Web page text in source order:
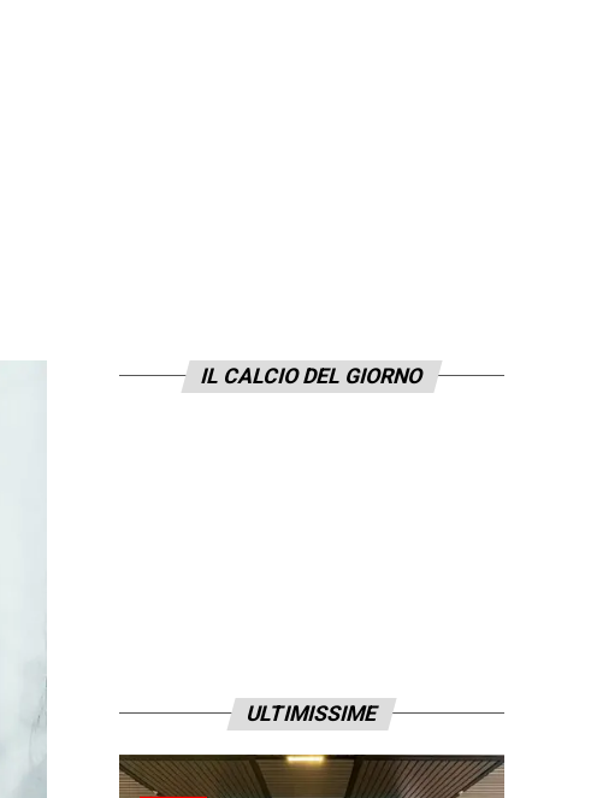
IL CALCIO DEL GIORNO
ULTIMISSIME